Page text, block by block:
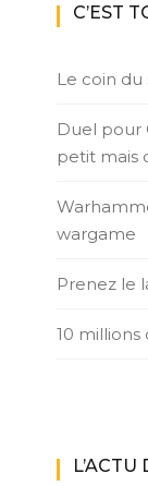
C’EST
Le coin du
Duel pour
petit mais
wargame
Prenez le
10